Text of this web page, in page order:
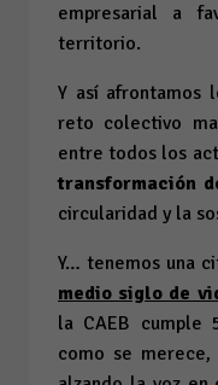
empresarial a
territorio.
Y así afrontamos
reto colectivo
entre todos los
transformación
circularidad y la
Y… tenemos una
medio siglo de
la CAEB cumple
como se